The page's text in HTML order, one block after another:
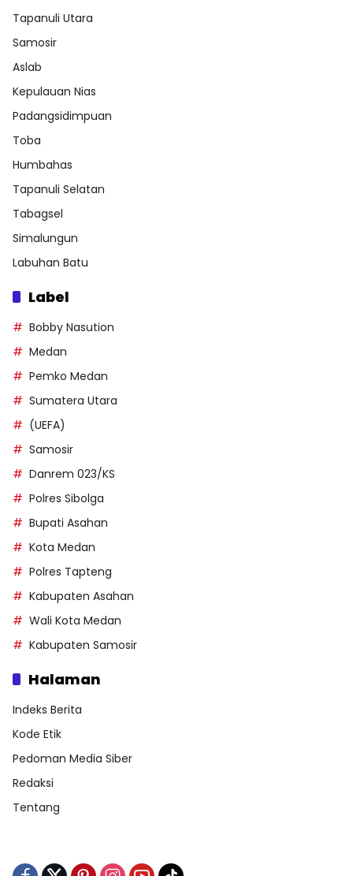
Tapanuli Utara
Samosir
Aslab
Kepulauan Nias
Padangsidimpuan
Toba
Humbahas
Tapanuli Selatan
Tabagsel
Simalungun
Labuhan Batu
Label
Bobby Nasution
Medan
Pemko Medan
Sumatera Utara
(UEFA)
Samosir
Danrem 023/KS
Polres Sibolga
Bupati Asahan
Kota Medan
Polres Tapteng
Kabupaten Asahan
Wali Kota Medan
Kabupaten Samosir
Halaman
Indeks Berita
Kode Etik
Pedoman Media Siber
Redaksi
Tentang